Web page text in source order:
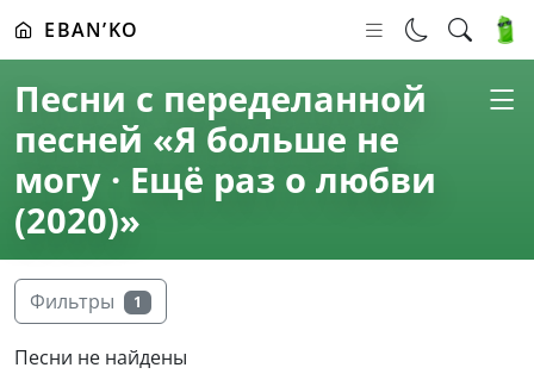
EBAN’KO
Песни с переделанной
песней «Я больше не
могу · Ещё раз о любви
(2020)»
Фильтры 1
Песни не найдены